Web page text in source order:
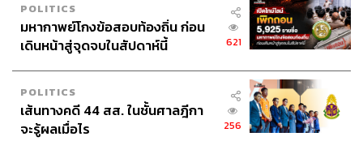
POLITICS
มหากาพย์โกงข้อสอบท้องถิ่น ก่อน
เดินหน้าสู่จุดจบในสัปดาห์นี้
621
POLITICS
เส้นทางคดี 44 สส. ในชั้นศาลฎีกา
จะรู้ผลเมื่อไร
256